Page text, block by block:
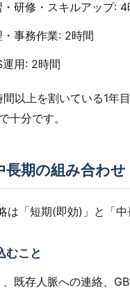
研修・スキルアップ: 4
事務作業: 2時間
用: 2時間
間以上を割いている1年
十分です。
長期の組み合わせ
は「短期(即効)」と「
むこと
既存人脈への連絡、